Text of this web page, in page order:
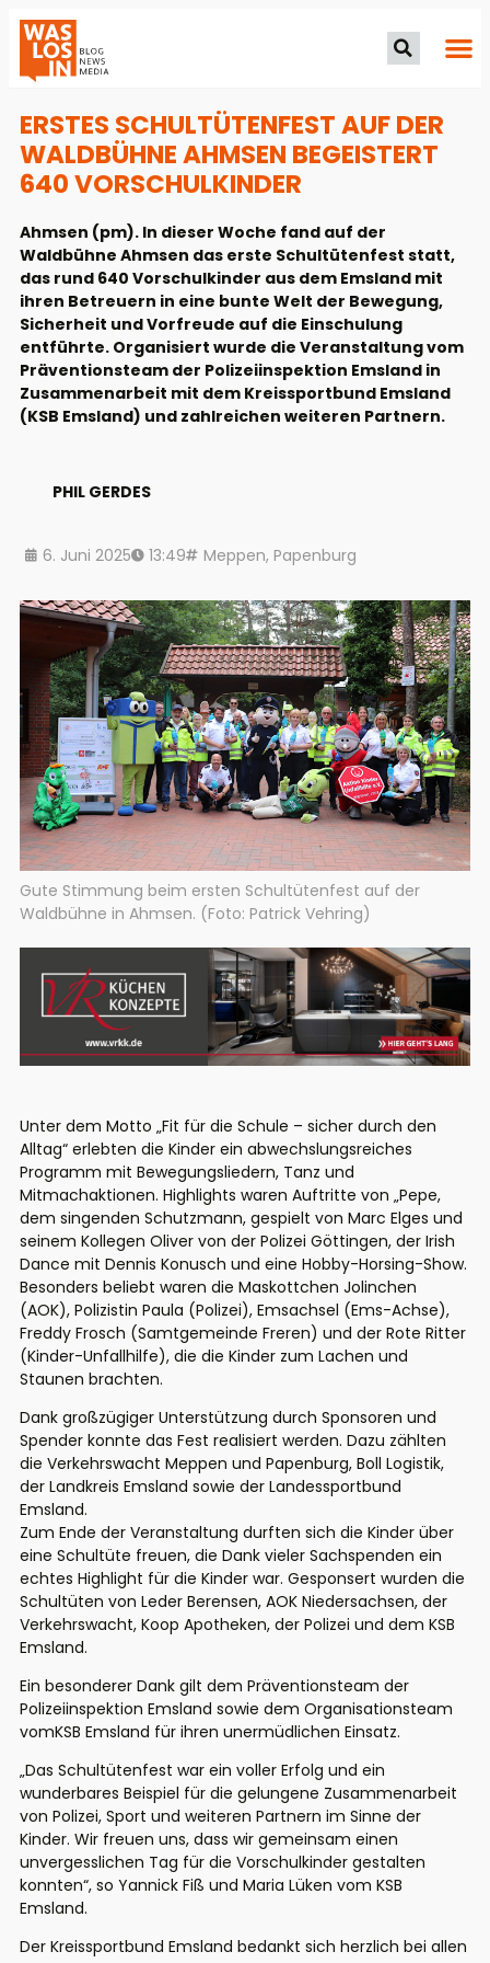
ERSTES SCHULTÜTENFEST AUF DER
WALDBÜHNE AHMSEN BEGEISTERT
640 VORSCHULKINDER
Ahmsen (pm). In dieser Woche fand auf der
Waldbühne Ahmsen das erste Schultütenfest statt,
das rund 640 Vorschulkinder aus dem Emsland mit
ihren Betreuern in eine bunte Welt der Bewegung,
Sicherheit und Vorfreude auf die Einschulung
entführte. Organisiert wurde die Veranstaltung vom
Präventionsteam der Polizeiinspektion Emsland in
Zusammenarbeit mit dem Kreissportbund Emsland
(KSB Emsland) und zahlreichen weiteren Partnern.
PHIL GERDES
6. Juni 2025 13:49 Meppen, Papenburg
Gute Stimmung beim ersten Schultütenfest auf der
Waldbühne in Ahmsen. (Foto: Patrick Vehring)
Unter dem Motto „Fit für die Schule – sicher durch den
Alltag“ erlebten die Kinder ein abwechslungsreiches
Programm mit Bewegungsliedern, Tanz und
Mitmachaktionen. Highlights waren Auftritte von „Pepe,
dem singenden Schutzmann, gespielt von Marc Elges und
seinem Kollegen Oliver von der Polizei Göttingen, der Irish
Dance mit Dennis Konusch und eine Hobby-Horsing-Show.
Besonders beliebt waren die Maskottchen Jolinchen
(AOK), Polizistin Paula (Polizei), Emsachsel (Ems-Achse),
Freddy Frosch (Samtgemeinde Freren) und der Rote Ritter
(Kinder-Unfallhilfe), die die Kinder zum Lachen und
Staunen brachten.
Dank großzügiger Unterstützung durch Sponsoren und
Spender konnte das Fest realisiert werden. Dazu zählten
die Verkehrswacht Meppen und Papenburg, Boll Logistik,
der Landkreis Emsland sowie der Landessportbund
Emsland.
Zum Ende der Veranstaltung durften sich die Kinder über
eine Schultüte freuen, die Dank vieler Sachspenden ein
echtes Highlight für die Kinder war. Gesponsert wurden die
Schultüten von Leder Berensen, AOK Niedersachsen, der
Verkehrswacht, Koop Apotheken, der Polizei und dem KSB
Emsland.
Ein besonderer Dank gilt dem Präventionsteam der
Polizeiinspektion Emsland sowie dem Organisationsteam
vomKSB Emsland für ihren unermüdlichen Einsatz.
„Das Schultütenfest war ein voller Erfolg und ein
wunderbares Beispiel für die gelungene Zusammenarbeit
von Polizei, Sport und weiteren Partnern im Sinne der
Kinder. Wir freuen uns, dass wir gemeinsam einen
unvergesslichen Tag für die Vorschulkinder gestalten
konnten“, so Yannick Fiß und Maria Lüken vom KSB
Emsland.
Der Kreissportbund Emsland bedankt sich herzlich bei allen